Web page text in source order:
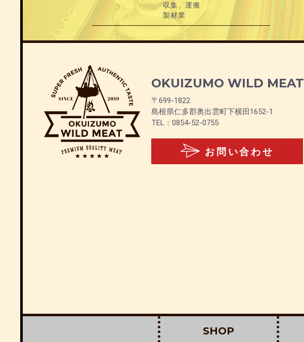
収集、運搬
製材業
OKUIZUMO WILD MEAT
〒699-1822
島根県仁多郡奥出雲町下横田1652-1
TEL：0854-52-0755
お問い合わせ
SHOP